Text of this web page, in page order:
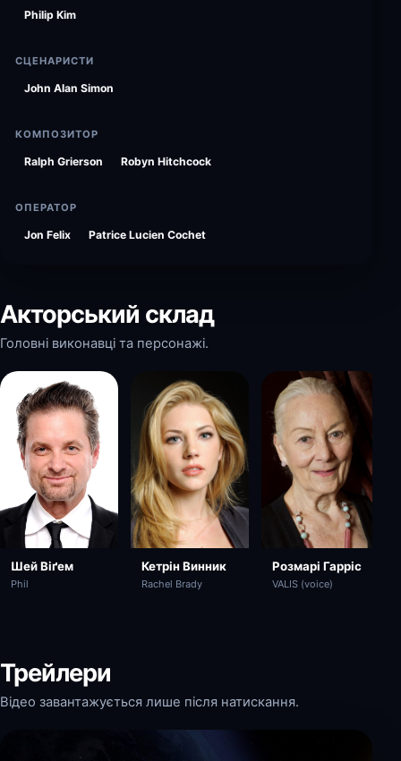
Philip Kim
СЦЕНАРИСТИ
John Alan Simon
КОМПОЗИТОР
Ralph Grierson Robyn Hitchcock
ОПЕРАТОР
Jon Felix Patrice Lucien Cochet
Акторський склад
Головні виконавці та персонажі.
Шей Віґем
Phil
Кетрін Винник
Rachel Brady
Розмарі Гарріс
VALIS (voice)
Трейлери
Відео завантажується лише після натискання.